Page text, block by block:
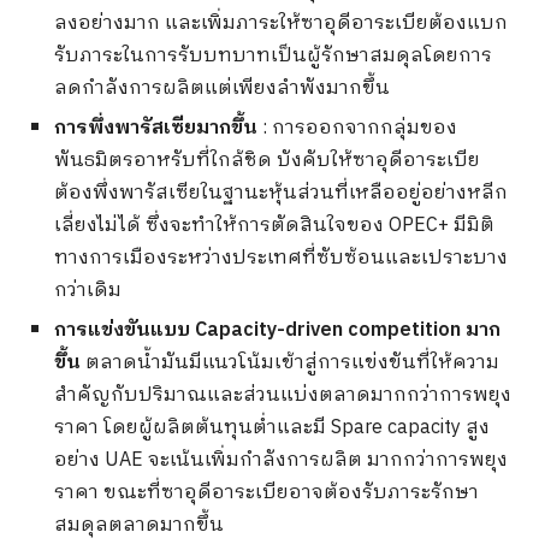
ลงอย่างมาก และเพิ่มภาระให้ซาอุดีอาระเบียต้องแบก
รับภาระในการรับบทบาทเป็นผู้รักษาสมดุลโดยการ
ลดกำลังการผลิตแต่เพียงลำพังมากขึ้น
การพึ่งพารัสเซียมากขึ้น : การออกจากกลุ่มของ
พันธมิตรอาหรับที่ใกล้ชิด บังคับให้ซาอุดีอาระเบีย
ต้องพึ่งพารัสเซียในฐานะหุ้นส่วนที่เหลืออยู่อย่างหลีก
เลี่ยงไม่ได้ ซึ่งจะทำให้การตัดสินใจของ OPEC+ มีมิติ
ทางการเมืองระหว่างประเทศที่ซับซ้อนและเปราะบาง
กว่าเดิม
การแข่งขันแบบ Capacity-driven competition มาก
ขึ้น ตลาดน้ำมันมีแนวโน้มเข้าสู่การแข่งขันที่ให้ความ
สำคัญกับปริมาณและส่วนแบ่งตลาดมากกว่าการพยุง
ราคา โดยผู้ผลิตต้นทุนต่ำและมี Spare capacity สูง
อย่าง UAE จะเน้นเพิ่มกำลังการผลิต มากกว่าการพยุง
ราคา ขณะที่ซาอุดีอาระเบียอาจต้องรับภาระรักษา
สมดุลตลาดมากขึ้น